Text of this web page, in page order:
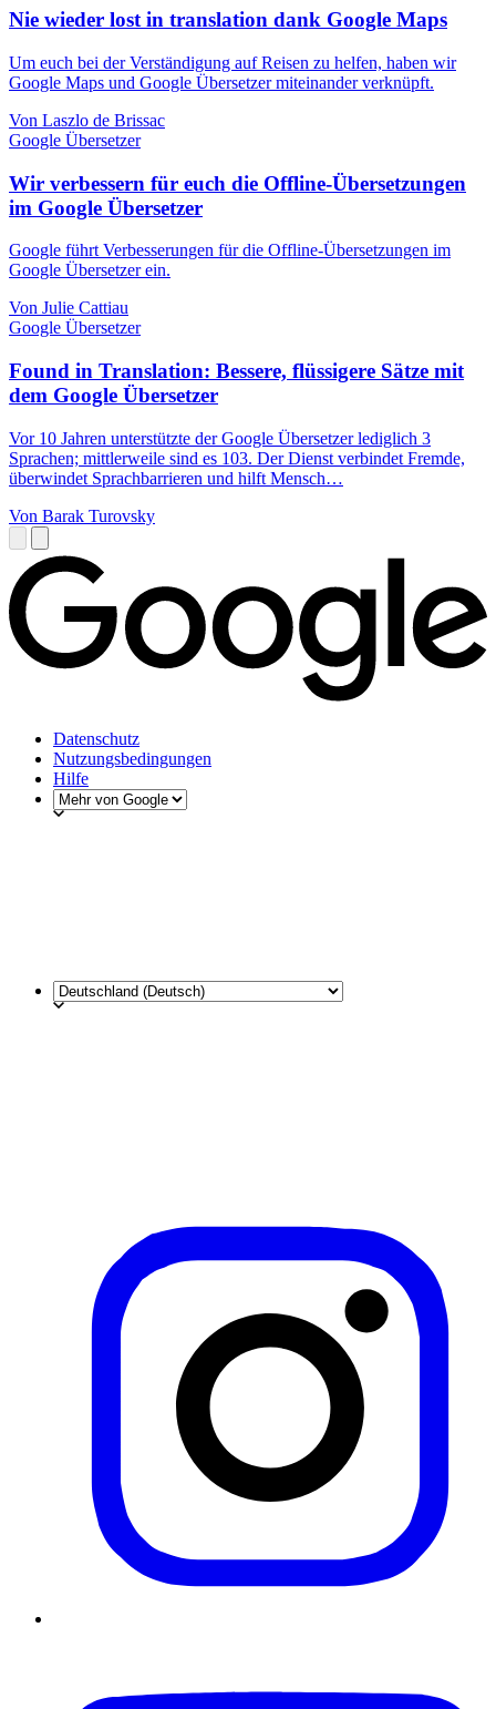
Nie wieder lost in translation dank Google Maps
Um euch bei der Verständigung auf Reisen zu helfen, haben wir
Google Maps und Google Übersetzer miteinander verknüpft.
Von Laszlo de Brissac
Google Übersetzer
Wir verbessern für euch die Offline-Übersetzungen
im Google Übersetzer
Google führt Verbesserungen für die Offline-Übersetzungen im
Google Übersetzer ein.
Von Julie Cattiau
Google Übersetzer
Found in Translation: Bessere, flüssigere Sätze mit
dem Google Übersetzer
Vor 10 Jahren unterstützte der Google Übersetzer lediglich 3
Sprachen; mittlerweile sind es 103. Der Dienst verbindet Fremde,
überwindet Sprachbarrieren und hilft Mensch…
Von Barak Turovsky
Datenschutz
Nutzungsbedingungen
Hilfe